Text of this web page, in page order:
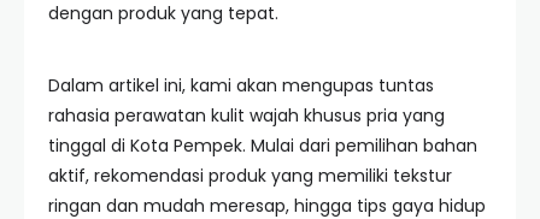
dengan produk yang tepat.
Dalam artikel ini, kami akan mengupas tuntas
rahasia perawatan kulit wajah khusus pria yang
tinggal di Kota Pempek. Mulai dari pemilihan bahan
aktif, rekomendasi produk yang memiliki tekstur
ringan dan mudah meresap, hingga tips gaya hidup